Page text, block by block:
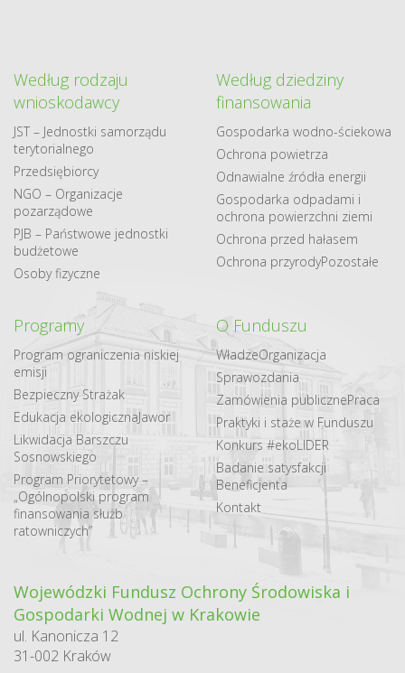
Według rodzaju
wnioskodawcy
JST – Jednostki samorządu
terytorialnego
Przedsiębiorcy
NGO – Organizacje
pozarządowe
PJB – Państwowe jednostki
budżetowe
Osoby fizyczne
Według dziedziny
finansowania
Gospodarka​ wodno​-ściekowa
Ochrona powietrza
Odnawialne​ źródła​ energii
Gospodarka odpadami i
ochrona powierzchni ziemi
Ochrona przed hałasem
Ochrona przyrodyPozostałe
Programy
Program ograniczenia niskiej
emisji
Bezpieczny Strażak
Edukacja ekologicznaJawor
Likwidacja Barszczu
Sosnowskiego
Program Priorytetowy –
„Ogólnopolski program
finansowania służb
ratowniczych”
O Funduszu
WładzeOrganizacja
Sprawozdania
Zamówienia publicznePraca
Praktyki i staże w Funduszu
Konkurs #ekoLIDER
Badanie satysfakcji
Beneficjenta
Kontakt
Wojewódzki Fundusz Ochrony Środowiska i
Gospodarki Wodnej w Krakowie
ul. Kanonicza 12
31-002 Kraków